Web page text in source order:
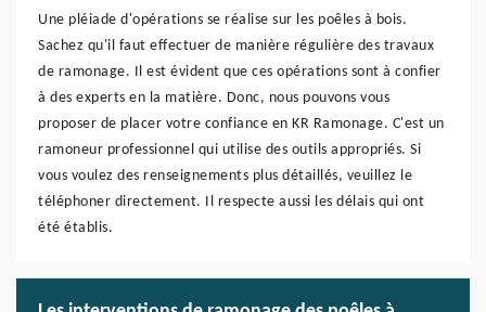
Une pléiade d'opérations se réalise sur les poêles à bois.
Sachez qu'il faut effectuer de manière régulière des travaux
de ramonage. Il est évident que ces opérations sont à confier
à des experts en la matière. Donc, nous pouvons vous
proposer de placer votre confiance en KR Ramonage. C'est un
ramoneur professionnel qui utilise des outils appropriés. Si
vous voulez des renseignements plus détaillés, veuillez le
téléphoner directement. Il respecte aussi les délais qui ont
été établis.